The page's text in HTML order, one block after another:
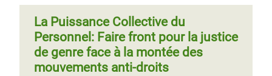
La Puissance Collective du
Personnel: Faire front pour la justice
de genre face à la montée des
mouvements anti-droits